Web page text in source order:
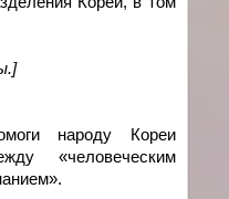
народу Кореи
«человеческим